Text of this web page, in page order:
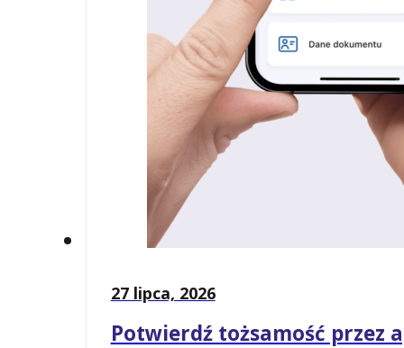
27 lipca, 2026
Potwierdź tożsamość przez